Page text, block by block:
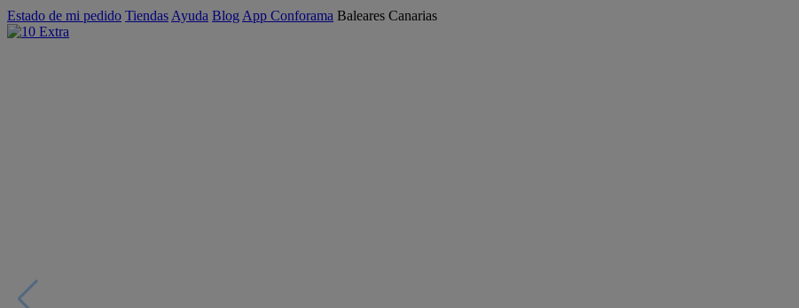
Estado de mi pedido Tiendas Ayuda Blog App Conforama Baleares Canarias